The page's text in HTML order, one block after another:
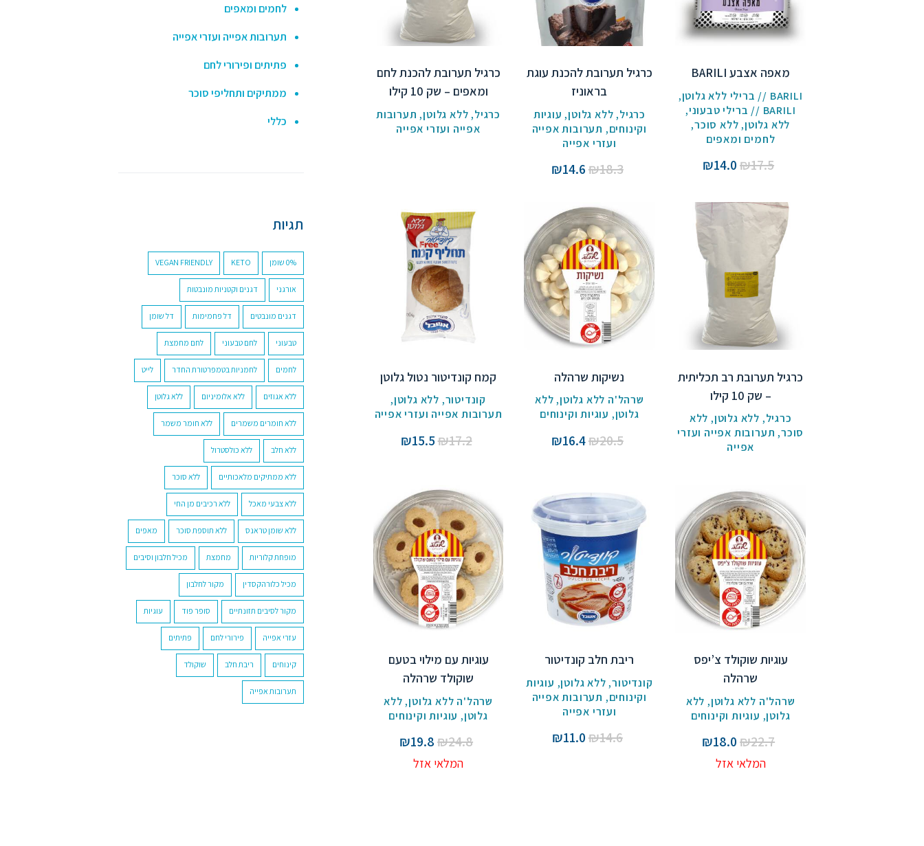
מאפה אצבע BARILI
BARILI // ברילי ללא גלוטן
,
BARILI // ברילי טבעוני
,
ללא גלוטן,ללא סוכר,
לחמים ומאפים
₪17.5
המחיר
היה:
₪17.5.
₪14.0
המחיר
הוא:
₪14.0.
כרגיל תערובת להכנת עוגת
בראוניז
כרגיל,ללא גלוטן, עוגיות
וקינוחים, תערובות אפייה
ועזרי אפייה
₪18.3
המחיר
היה:
₪18.3.
₪14.6
₪14.6.
כרגיל תערובת להכנת לחם
ומאפים – שק 10 קילו
כרגיל,ללא גלוטן, תערובות
אפייה ועזרי אפייה
כרגיל תערובת רב תכליתית
– שק 10 קילו
כרגיל, ללא גלוטן, ללא
סוכר, תערובות אפייה ועזרי
אפייה
נשיקות שרהלה
שרהל'ה ללא גלוטן,ללא
גלוטן, עוגיות וקינוחים
₪20.5
המחיר
₪20.5.
₪16.4
₪16.4.
קמח קונדיטור נטול גלוטן
קונדיטור, ללא גלוטן,
תערובות אפייה ועזרי אפייה
₪17.2
המחיר
₪17.2.
₪15.5
עוגיות שוקולד צ’יפס
שרהלה
שרהל'ה ללא גלוטן, ללא
גלוטן, עוגיות וקינוחים
₪22.7
המחיר
המקורי
₪18.0
המחיר
המלאי אזל
ריבת חלב קונדיטור
קונדיטור,ללא גלוטן, עוגיות
וקינוחים, תערובות אפייה
ועזרי אפייה
₪14.6
המחיר
₪11.0
עוגיות עם מילוי בטעם
שוקולד שרהלה
שרהל'ה ללא גלוטן,ללא
גלוטן, עוגיות וקינוחים
₪24.8
המחיר
המקורי
₪19.8
המחיר
המלאי אזל
לחמים ומאפים
תערובות אפייה ועזרי אפייה
פתיתים ופירורי לחם
ממתיקים ותחליפי סוכר
כללי
תגיות
0% שומן KETO
VEGAN FRIENDLY
אורגני דגנים וקטניות מונבטות
דגנים מונבטים דל פחמימות דל שומן
טבעוני לחם טבעוני לחם מחמצת
לחמים לחמניות בטמפרטורת החדר לייט
ללא אגוזים ללא אלומיניום ללא גלוטן
ללא חומרים משמרים ללא חומר משמר
ללא חלב ללא כולסטרול
ללא ממתיקים מלאכותיים ללא סוכר
ללא צבעי מאכל ללא רכיבים מן החי
ללא שומן טראנס ללא תוספת סוכר מאפים
מופחת קלוריות מחמצת מכיל חלבון וסיבים
מכיל כלורהקסדין מקור לחלבון
מקור לסיבים תזונתיים סופר פוד עוגיות
עזרי אפייה פירורי לחם פתיתים
קינוחים ריבת חלב שוקולד
תערובות אפייה